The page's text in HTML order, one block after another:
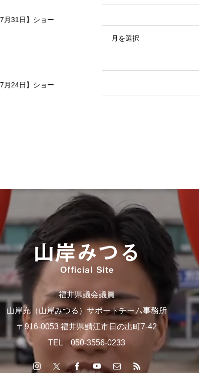
月31日】ショー
月24日】ショー
月を選択
福井県議会議員
山岸充（山岸みつる）サポートチーム事務所
〒916-0053 福井県鯖江市日の出町7-42
TEL 050-3556-0233